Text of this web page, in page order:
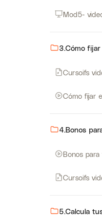
Mod5-
3.Cómo
Cursoifs
Cómo
4.Bonos
Bonos
Cursoifs
5.Calcula